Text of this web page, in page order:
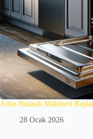
Altus Bulaşık Makinesi
28 Ocak 2026